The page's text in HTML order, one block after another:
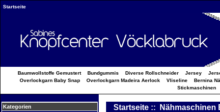
Startseite
Baumwollstoffe Gemustert Bundgummis Diverse Rollschneider Jersey
Overlockgarn Baby Snap
Overlockgarn Madeira Aerlock Vliseline
Bernina
Stickmaschinen
Kategorien Startseite :: Nähmaschinen